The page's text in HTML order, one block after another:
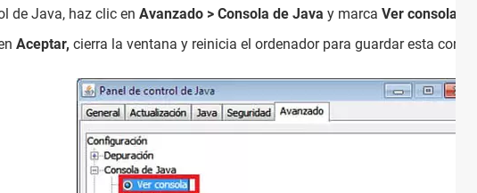
de Java, haz clic en Avanzado > Consola de Java y marca Ver consola
Aceptar, cierra la ventana y reinicia el ordenador para guardar esta